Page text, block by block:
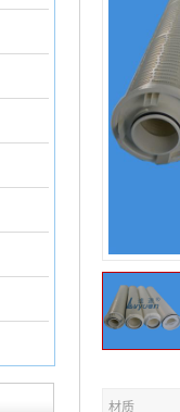
材质